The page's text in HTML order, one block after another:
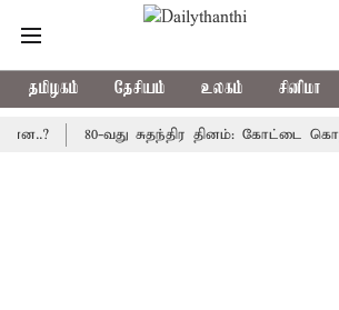
தமிழகம் தேசியம் உலகம் சினிமா
80-வது சுதந்திர தினம்: கோட்டை